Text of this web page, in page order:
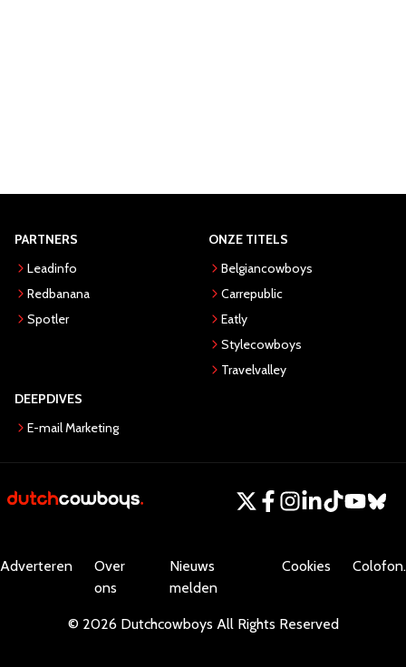
PARTNERS
Leadinfo
Redbanana
Spotler
ONZE TITELS
Belgiancowboys
Carrepublic
Eatly
Stylecowboys
Travelvalley
DEEPDIVES
E-mail Marketing
Adverteren
Over
ons
Nieuws
melden
Cookies Colofon.
© 2026 Dutchcowboys All Rights Reserved